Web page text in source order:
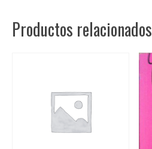
tierra
cantidad
Productos relacionados